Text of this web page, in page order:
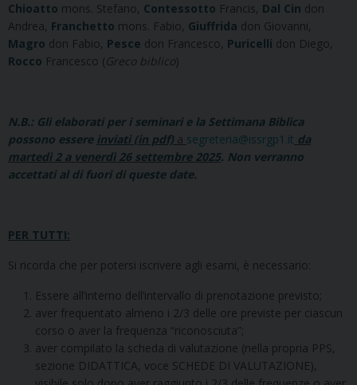
Chioatto mons. Stefano, Contessotto Francis, Dal Cin don
Andrea, Franchetto mons. Fabio, Giuffrida don Giovanni,
Magro don Fabio, Pesce don Francesco, Puricelli don Diego,
Rocco Francesco (Greco biblico)
N.B.: Gli elaborati per i seminari e la Settimana Biblica
possono essere inviati (in pdf) a segreteria@issrgp1.it da
martedì 2 a venerdì 26 settembre 2025. Non verranno
accettati al di fuori di queste date.
PER TUTTI:
Si ricorda che per potersi iscrivere agli esami, è necessario:
Essere all’interno dell’intervallo di prenotazione previsto;
aver frequentato almeno i 2/3 delle ore previste per ciascun
corso o aver la frequenza “riconosciuta”;
aver compilato la scheda di valutazione (nella propria PPS,
sezione DIDATTICA, voce SCHEDE DI VALUTAZIONE),